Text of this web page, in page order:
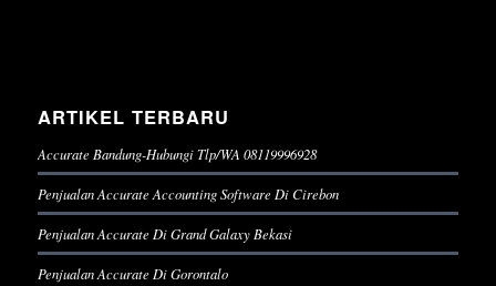
ARTIKEL TERBARU
Accurate Bandung-Hubungi Tlp/WA 08119996928
Penjualan Accurate Accounting Software Di Cirebon
Penjualan Accurate Di Grand Galaxy Bekasi
Penjualan Accurate Di Gorontalo